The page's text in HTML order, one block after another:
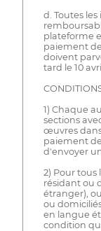
d. Toutes
plateforme
paiement
doivent
tard le 10
1) Chaque
sections
œuvres
paiement
d'envoyer
2) Pour tous
résidant ou
étranger),
ou
en langue
condition